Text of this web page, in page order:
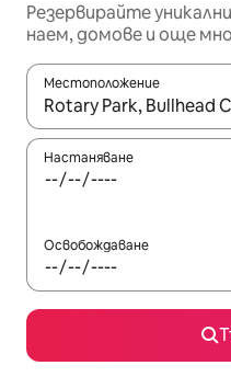
Резервирайте
наем, домове и още
Местоположение
Когато резултатите
Настаняване
Освобождаване